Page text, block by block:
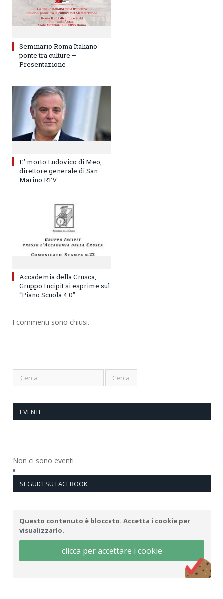
Seminario Roma Italiano
ponte tra culture –
Presentazione
E’ morto Ludovico di Meo,
direttore generale di San
Marino RTV
Accademia della Crusca,
Gruppo Incipit si esprime sul
“Piano Scuola 4.0”
I commenti sono chiusi.
EVENTI
Non ci sono eventi
SEGUICI SU FACEBOOK
Questo contenuto è bloccato. Accetta i cookie per
visualizzarlo.
clicca per accettare i cookie